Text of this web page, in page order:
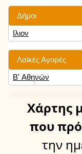
Δήμοι
Ιλιον
Λαϊκές Αγορές
Β' Αθηνών
Χάρτης
που
την